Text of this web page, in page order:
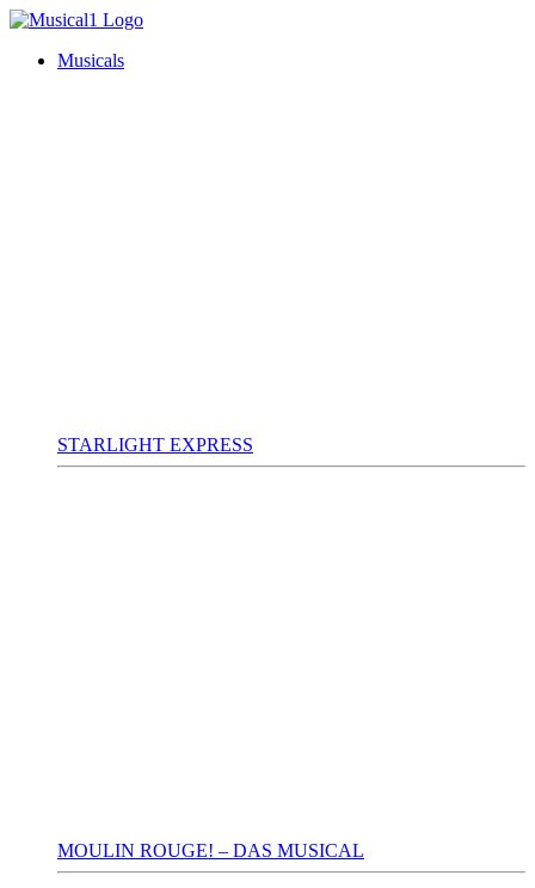
Musicals
STARLIGHT EXPRESS
MOULIN ROUGE! – DAS MUSICAL